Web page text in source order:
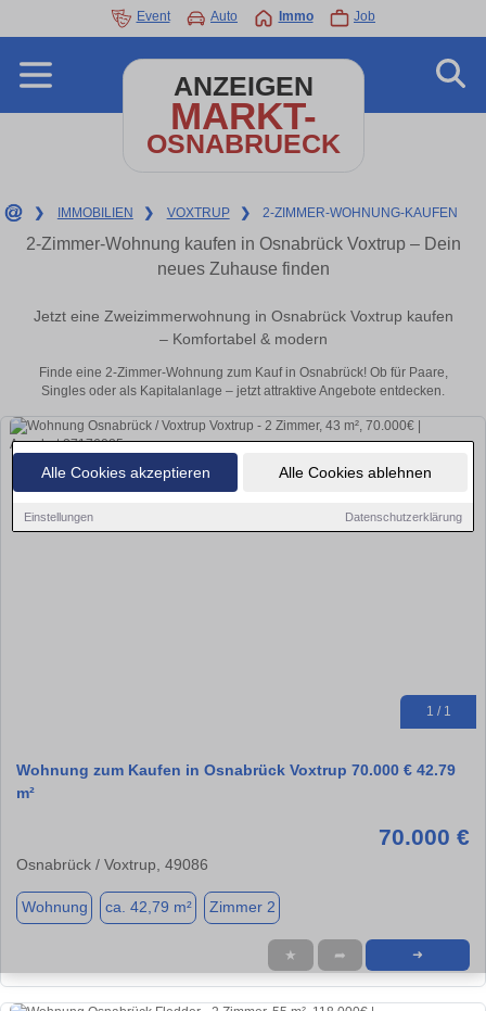
Alle Cookies akzeptieren Alle Cookies ablehnen
Einstellungen Datenschutzerklärung
Event Auto Immo Job
ANZEIGEN
MARKT-
OSNABRUECK
❯ IMMOBILIEN ❯ VOXTRUP ❯ 2-ZIMMER-WOHNUNG-KAUFEN
2-Zimmer-Wohnung kaufen in Osnabrück Voxtrup – Dein
neues Zuhause finden
Jetzt eine Zweizimmerwohnung in Osnabrück Voxtrup kaufen
– Komfortabel & modern
Finde eine 2-Zimmer-Wohnung zum Kauf in Osnabrück! Ob für Paare,
Singles oder als Kapitalanlage – jetzt attraktive Angebote entdecken.
1 / 1
Wohnung zum Kaufen in Osnabrück Voxtrup 70.000 € 42.79
m²
70.000 €
Osnabrück / Voxtrup, 49086
Wohnung ca. 42,79 m² Zimmer 2
★ ➦ ➜